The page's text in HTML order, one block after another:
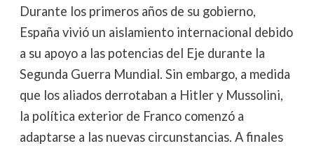
Durante los primeros años de su gobierno,
España vivió un aislamiento internacional debido
a su apoyo a las potencias del Eje durante la
Segunda Guerra Mundial. Sin embargo, a medida
que los aliados derrotaban a Hitler y Mussolini,
la política exterior de Franco comenzó a
adaptarse a las nuevas circunstancias. A finales